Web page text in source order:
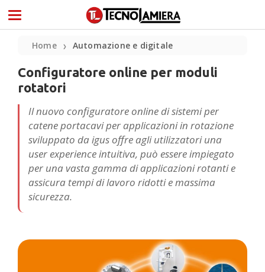
Home ❯ Automazione e digitale
Configuratore online per moduli
rotatori
Il nuovo configuratore online di sistemi per
catene portacavi per applicazioni in rotazione
sviluppato da igus offre agli utilizzatori una
user experience intuitiva, può essere impiegato
per una vasta gamma di applicazioni rotanti e
assicura tempi di lavoro ridotti e massima
sicurezza.